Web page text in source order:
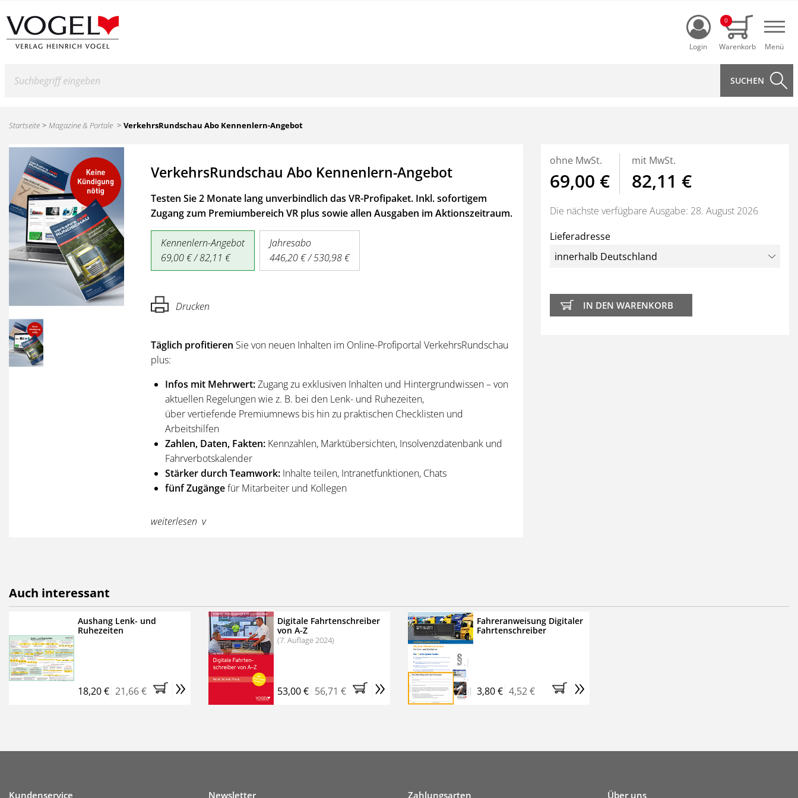
Login
0
Startseite Magazine & Portale VerkehrsRundschau Abo Kennenlern-Angebot
VerkehrsRundschau Abo Kennenlern-Angebot
Testen Sie 2 Monate lang unverbindlich das VR-Profipaket. Inkl. sofortigem
Zugang zum Premiumbereich VR plus sowieallen Ausgaben im Aktionszeitraum.
Kennenlern-Angebot
69,00 € / 82,11 €
Jahresabo
446,20 € / 530,98 €
Drucken
Täglich profitieren Sie von neuen Inhalten im Online-Profiportal VerkehrsRundschau
plus:
Infos mit Mehrwert:Zugang zu exklusiven Inhalten und Hintergrundwissen – von
aktuellen Regelungen wie z. B. bei den Lenk- und Ruhezeiten,
über vertiefende Premiumnews bis hin zu praktischen Checklisten und
Arbeitshilfen
Zahlen, Daten, Fakten: Kennzahlen, Marktübersichten, Insolvenzdatenbank und
Fahrverbotskalender
Stärker durch Teamwork: Inhalte teilen, Intranetfunktionen, Chats
fünf Zugängefür Mitarbeiter und Kollegen
Sie erhaltenalle Ausgaben
Kostenfreie Online-Seminare
Bestellen Sie jetzt das VerkehrsRundschau Profipaket im Kennenlern-Abo für zwei
Monate (inkl. der derzeitig gesetzlichen MwSt. und Versandkosten).Nach 2 Monaten
brauchen Sie nichts weiter tun, das Abonnement endet automatisch, es
entstehen keine weiteren Verpflichtungen.
weiterlesen
ohne MwSt.
69,00 €
mit MwSt.
82,11 €
Die nächste verfügbare Ausgabe: 28. August 2026
Lieferadresse
Auch interessant
Aushang Lenk- und
Ruhezeiten
18,20 € 21,66 € »
Digitale Fahrtenschreiber
von A-Z
(7. Auflage 2024)
53,00 € 56,71 € »
Fahreranweisung Digitaler
Fahrtenschreiber
3,80 € 4,52 € »
Kundenservice Newsletter Zahlungsarten Über uns